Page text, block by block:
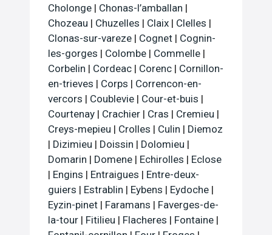
Cholonge | Chonas-l’amballan |
Chozeau | Chuzelles | Claix | Clelles |
Clonas-sur-vareze | Cognet | Cognin-
les-gorges | Colombe | Commelle |
Corbelin | Cordeac | Corenc | Cornillon-
en-trieves | Corps | Correncon-en-
vercors | Coublevie | Cour-et-buis |
Courtenay | Crachier | Cras | Cremieu |
Creys-mepieu | Crolles | Culin | Diemoz
| Dizimieu | Doissin | Dolomieu |
Domarin | Domene | Echirolles | Eclose
| Engins | Entraigues | Entre-deux-
guiers | Estrablin | Eybens | Eydoche |
Eyzin-pinet | Faramans | Faverges-de-
la-tour | Fitilieu | Flacheres | Fontaine |